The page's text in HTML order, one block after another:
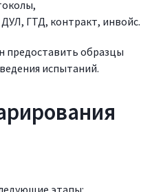
ГТД, контракт, инвойс.
предоставить образцы
испытаний.